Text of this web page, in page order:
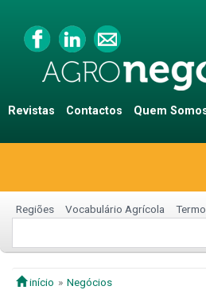
Revistas Contactos Quem
Regiões Vocabulário Agrícola
início
Negócios